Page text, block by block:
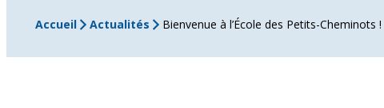
Accueil Actualités Bienvenue à l’École des Petits-Cheminots !